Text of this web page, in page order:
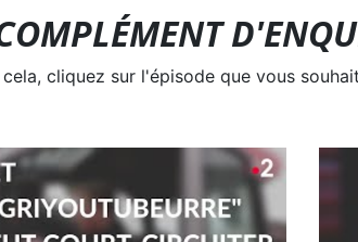
cliquez sur l'épisode que vous